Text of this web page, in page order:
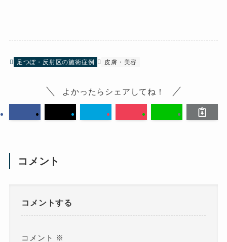
足つぼ・反射区の施術症例 皮膚・美容
よかったらシェアしてね！
コメント
コメントする
コメント ※